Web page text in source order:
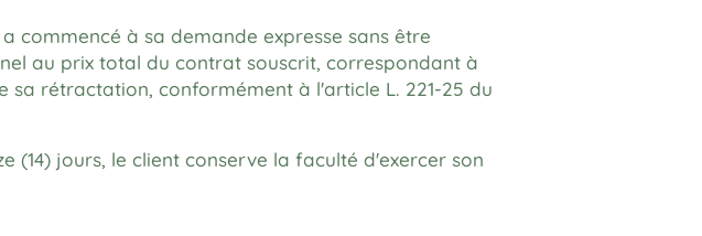
commencé à sa demande expresse sans être
au prix total du contrat souscrit, correspondant à
rétractation, conformément à l'article L. 221-25 du
jours, le client conserve la faculté d'exercer son